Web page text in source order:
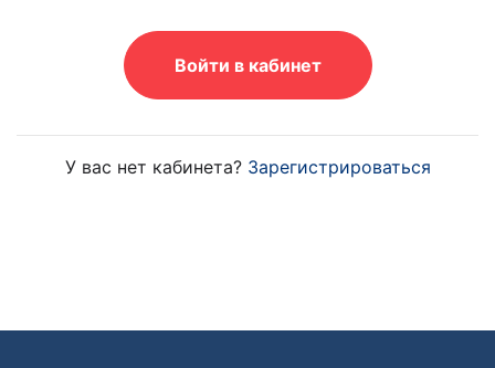
Войти в кабинет
У вас нет кабинета? Зарегистрироваться